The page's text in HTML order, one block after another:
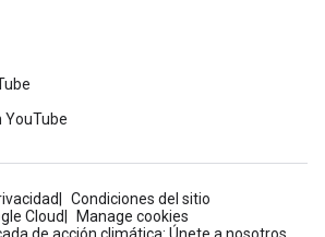
YouTube
Condiciones del sitio
Cloud
Manage cookies